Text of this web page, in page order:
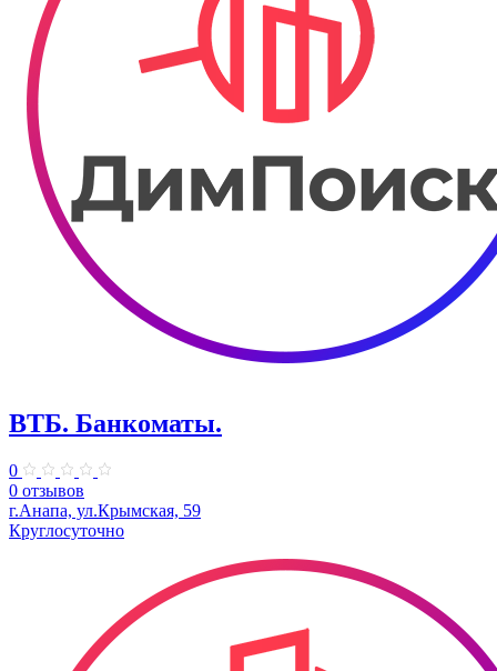
ВТБ. Банкоматы.
0
0 отзывов
г.Анапа, ул.Крымская, 59
Круглосуточно